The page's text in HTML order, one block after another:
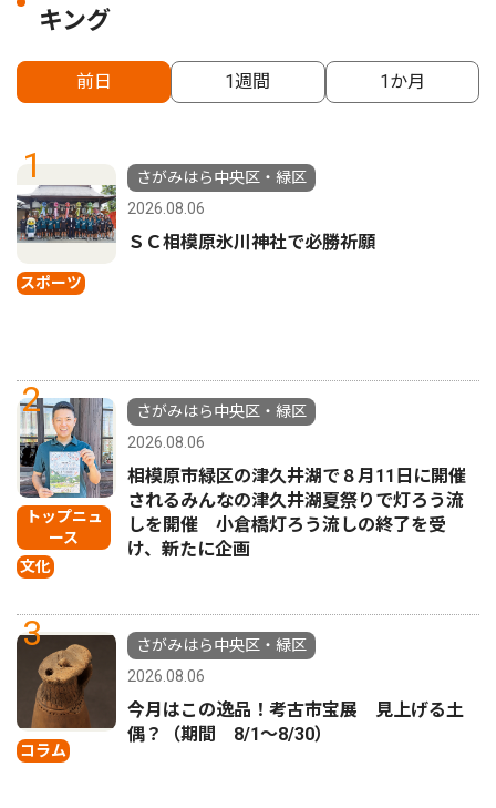
キング
前日 1週間 1か月
1
スポーツ
さがみはら中央区・緑区
2026.08.06
ＳＣ相模原氷川神社で必勝祈願
2
トップニュ
ース
文化
さがみはら中央区・緑区
2026.08.06
相模原市緑区の津久井湖で８月11日に開催
されるみんなの津久井湖夏祭りで灯ろう流
しを開催 小倉橋灯ろう流しの終了を受
け、新たに企画
3
コラム
さがみはら中央区・緑区
2026.08.06
今月はこの逸品！考古市宝展 見上げる土
偶？（期間 8/1〜8/30）